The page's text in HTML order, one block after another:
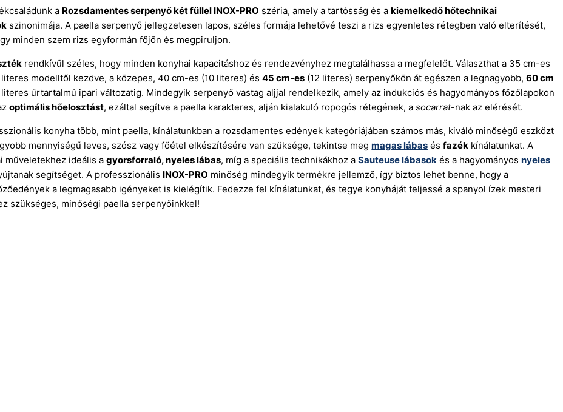
a Rozsdamentes serpenyő két füllel INOX-PRO széria, amely a tartósság és akiemelkedő hőtechnikai
szinonimája. A paella serpenyő jellegzetesen lapos, széles formája lehetővé teszi a rizs egyenletes rétegben való elterítését,
minden szem rizs egyformán főjön és megpiruljon.
rendkívül széles, hogy minden konyhai kapacitáshoz és rendezvényhez megtalálhassa a megfelelőt. Választhat a 35 cm-es
modelltől kezdve, a közepes, 40 cm-es (10 literes) és45 cm-es (12 literes) serpenyőkön át egészen a legnagyobb,60 cm
literes űrtartalmú ipari változatig. Mindegyik serpenyő vastag aljjal rendelkezik, amely az indukciós és hagyományos főzőlapokon
optimális hőelosztást, ezáltal segítve a paella karakteres, alján kialakuló ropogós rétegének, asocarrat-nak az elérését.
konyha több, mint paella, kínálatunkban a rozsdamentes edények kategóriájában számos más, kiváló minőségű eszközt
mennyiségű leves, szósz vagy főétel elkészítésére van szüksége, tekintse megmagas lábas ésfazék kínálatunkat. A
műveletekhez ideális agyorsforraló, nyeles lábas, míg a speciális technikákhoz aSauteuse lábasok és a hagyományosnyeles
segítséget. A professzionális INOX-PRO minőség mindegyik termékre jellemző, így biztos lehet benne, hogy a
a legmagasabb igényeket is kielégítik. Fedezze fel kínálatunkat, és tegye konyháját teljessé a spanyol ízek mesteri
szükséges, minőségi paella serpenyőinkkel!